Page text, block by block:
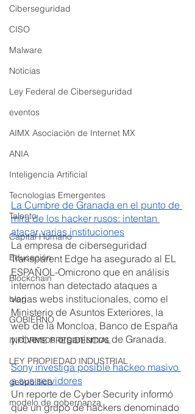
Ciberseguridad
CISO
Malware
Noticias
Ley Federal de Ciberseguridad
eventos
AIMX Asociación de Internet MX
ANIA
Inteligencia Artificial
Tecnologías Emergentes
Talento
Capital Humano
Educación
Blockchain
blog
GOBIERNO
INFORME PRESIDENCIAL
LEY PROPIEDAD INDUSTRIAL
geopolitica
modelo de gobernanza
La Cumbre de Granada en el punto de
mira de los hacker rusos: intentan
atacar varias instituciones
La empresa de ciberseguridad
Transparent Edge ha asegurado al EL
ESPAÑOL-Omicrono que en análisis
internos han detectado ataques a
varias webs institucionales, como el
Ministerio de Asuntos Exteriores, la
web de la Moncloa, Banco de España
y diversos organismos de Granada.
Sony investiga posible hackeo masivo
a sus servidores
Un reporte de Cyber Security informó
que un grupo de hackers denominado